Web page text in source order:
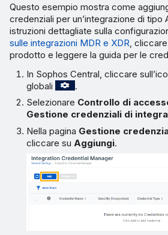
Questo esempio mostra come
credenziali per un’integrazione di tipo
istruzioni dettagliate sulla
sulle integrazioni MDR e XDR,
prodotto e leggere la guida per le
In Sophos Central, cliccare
globali
.
Selezionare Controllo di
Gestione credenziali di
Nella pagina Gestione
cliccare suAggiungi.